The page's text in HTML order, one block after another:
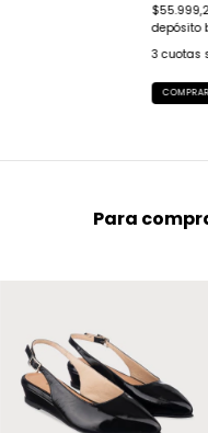
depósito
3 cuotas
COMPRAR
Para